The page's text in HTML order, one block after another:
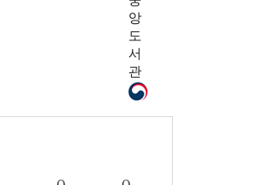
앙
도
서
관